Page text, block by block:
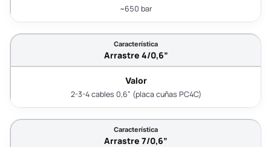
~650 bar
Arrastre 4/0,6”
2-3-4 cables 0,6” (placa cuñas PC4C)
Arrastre 7/0,6”